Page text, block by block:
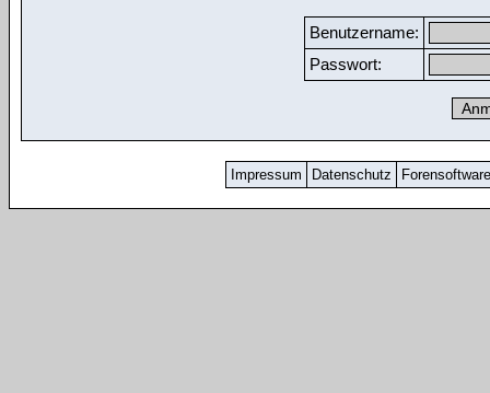
Benutzername:
Passwort:
Impressum Datenschutz